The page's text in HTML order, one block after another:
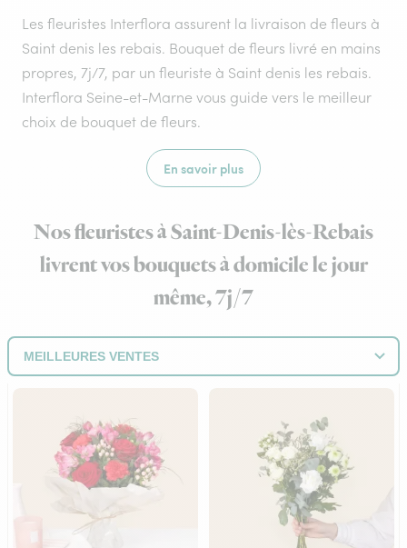
Les fleuristes Interflora assurent la livraison de fleurs à
Saint denis les rebais. Bouquet de fleurs livré en mains
propres, 7j/7, par un fleuriste à Saint denis les rebais.
Interflora Seine-et-Marne vous guide vers le meilleur
choix de bouquet de fleurs.
En savoir plus
Nos fleuristes à Saint-Denis-lès-Rebais
livrent vos bouquets à domicile le jour
même, 7j/7